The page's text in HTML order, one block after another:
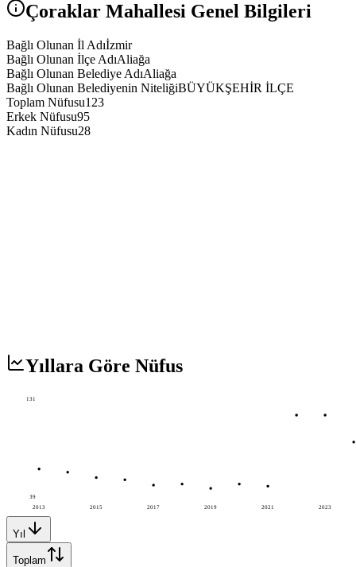
Çoraklar Mahallesi Genel Bilgileri
Bağlı Olunan İl Adıİzmir
Bağlı Olunan İlçe AdıAliağa
Bağlı Olunan Belediye AdıAliağa
Bağlı Olunan Belediyenin NiteliğiBÜYÜKŞEHİR İLÇE
Toplam Nüfusu123
Erkek Nüfusu95
Kadın Nüfusu28
Yıllara Göre Nüfus
2013 2015 2017 2019 2021 2023
131
39
Yıl
Toplam